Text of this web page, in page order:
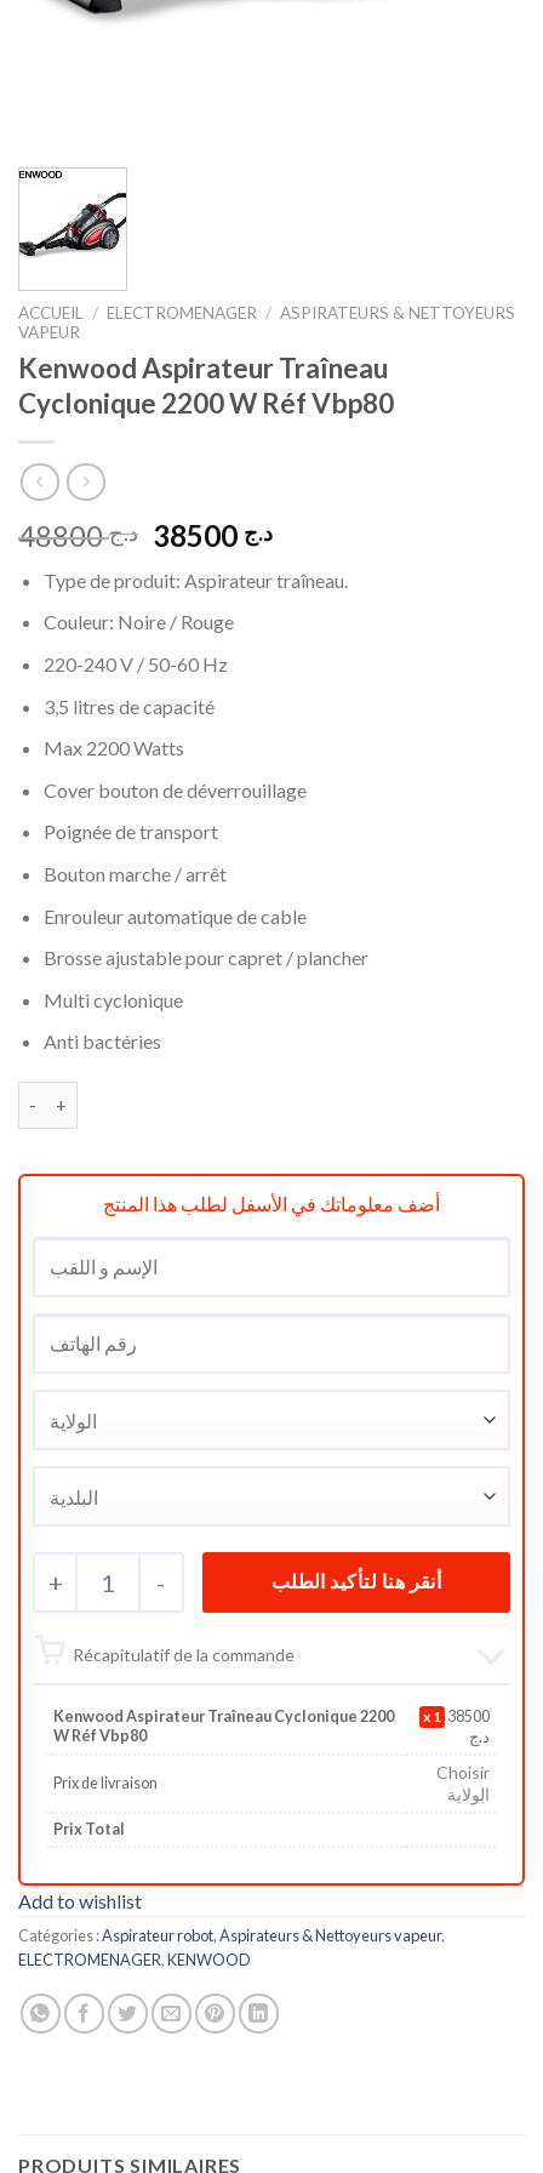
ACCUEIL / ELECTROMENAGER / ASPIRATEURS & NETTOYEURS
VAPEUR
Kenwood Aspirateur Traîneau
Cyclonique 2200 W Réf Vbp80
د.ج48800
Le
initial
était :
د.جLe
actuel
Type de produit: Aspirateur traîneau.
Couleur: Noire / Rouge
220-240 V / 50-60 Hz
3,5 litres de capacité
Max 2200 Watts
Cover bouton de déverrouillage
Poignée de transport
Bouton marche / arrêt
Enrouleur automatique de cable
Brosse ajustable pour capret / plancher
Multi cyclonique
Anti bactéries
أضف معلوماتك في الأسفل لطلب هذا المنتج
+ 1 -
Récapitulatif de la commande
Kenwood Aspirateur Traîneau Cyclonique 2200
W Réf Vbp80
1 38500
د.ج
Prix de livraison
Choisir
الولاية
Prix Total
Add to wishlist
Catégories :Aspirateur robot,Aspirateurs & Nettoyeurs vapeur,
ELECTROMENAGER,KENWOOD
PRODUITS SIMILAIRES